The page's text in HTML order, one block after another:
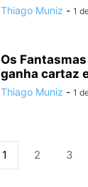
Thiago Muniz - 1
Os
ganha cartaz
Thiago Muniz - 1
1 2 3